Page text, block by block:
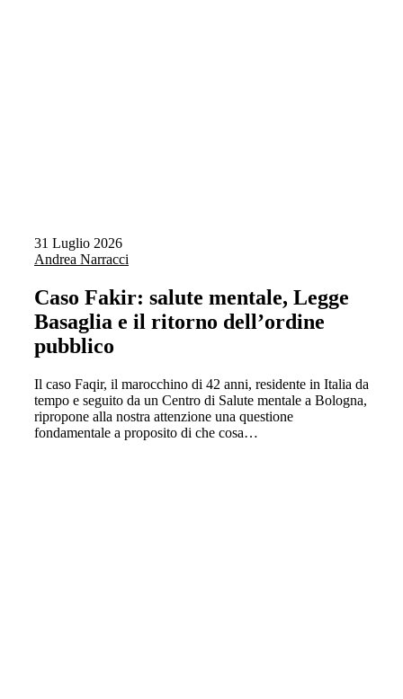
31 Luglio 2026
Andrea Narracci
Caso Fakir: salute mentale, Legge
Basaglia e il ritorno dell’ordine
pubblico
Il caso Faqir, il marocchino di 42 anni, residente in Italia da
tempo e seguito da un Centro di Salute mentale a Bologna,
ripropone alla nostra attenzione una questione
fondamentale a proposito di che cosa…